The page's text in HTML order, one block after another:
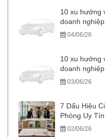
10 xu hướng
doanh
04/06/26
10 xu hướng
doanh
03/06/26
7 Dấu Hiệu
Phòng Uy
02/06/26